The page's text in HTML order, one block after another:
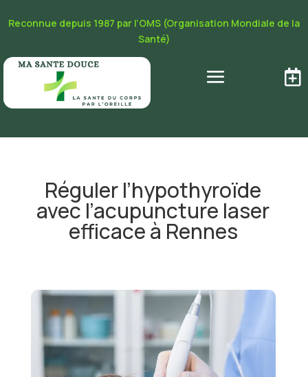
Reconnue depuis 1987 par l’OMS (Organisation Mondiale de la
Santé)

Réguler l’hypothyroïde
avec l’acupuncture laser
efficace à Rennes